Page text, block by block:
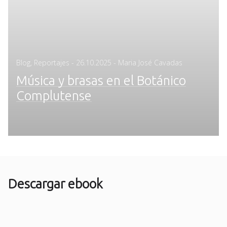
Blog Reportajes - Posted
26.10.2025 - Maria José Cavadas
Música y brasas en el Botánico
Complutense
Descargar ebook